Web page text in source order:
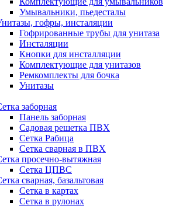
Умывальники, пьедесталы
гофры, инсталяции
Гофрированные трубы для унитаза
Инсталяции
Кнопки для инсталляции
Комплектующие для унитазов
Ремкомплекты для бочка
Унитазы
заборная
Панель заборная
Садовая решетка ПВХ
Сетка Рабица
Сетка сварная в ПВХ
просечно-вытяжная
Сетка ЦПВС
сварная, базальтовая
Сетка в картах
Сетка в рулонах